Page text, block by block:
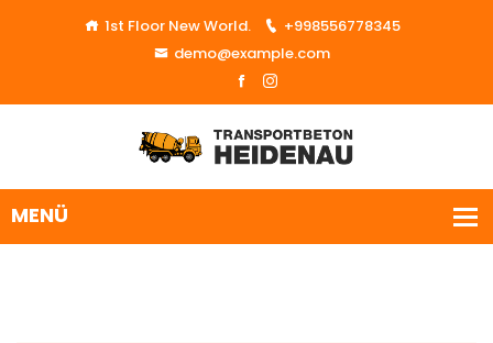
1st Floor New World.
+998556778345
demo@example.com